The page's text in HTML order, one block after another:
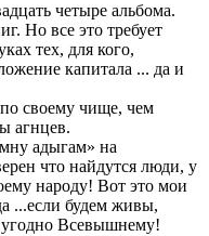
четыре альбома.
Но все это требует
тех, для кого,
капитала ... да и
своему чище, чем
агнцев.
адыгам» на
что найдутся люди, у
народу! Вот это мои
...если будем живы,
угодно Всевышнему!